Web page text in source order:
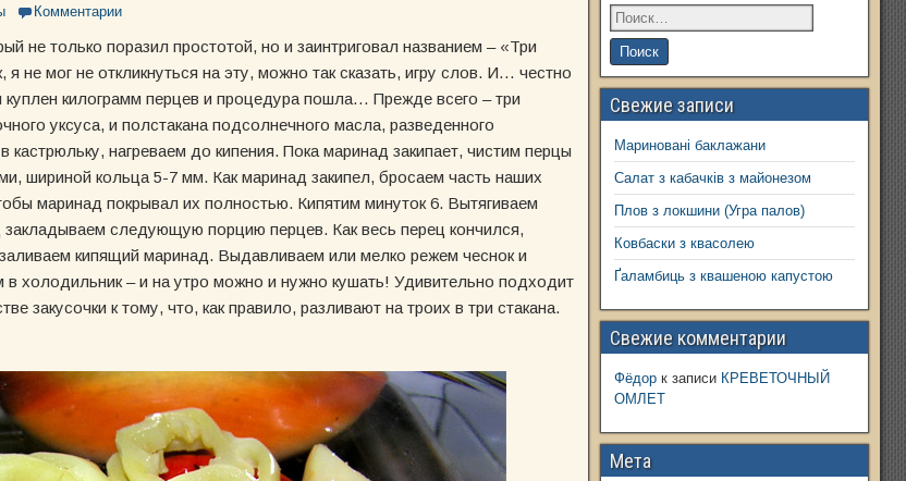
Комментарии
не только поразил простотой, но и заинтриговал названием – «Три
я не мог не откликнуться на эту, можно так сказать, игру слов. И… честно
килограмм перцев и процедура пошла… Прежде всего – три
уксуса, и полстакана подсолнечного масла, разведенного
кастрюльку, нагреваем до кипения. Пока маринад закипает, чистим перцы
шириной кольца 5-7 мм. Как маринад закипел, бросаем часть наших
маринад покрывал их полностью. Кипятим минуток 6. Вытягиваем
следующую порцию перцев. Как весь перец кончился,
заливаем кипящий маринад. Выдавливаем или мелко режем чеснок и
в холодильник – и на утро можно и нужно кушать! Удивительно подходит
закусочки к тому, что, как правило, разливают на троих в три стакана.
Свежие записи
Мариновані баклажани
Салат з кабачків з майонезом
Плов з локшини (Угра палов)
Ковбаски з квасолею
Ґаламбиць з квашеною капустою
Свежие комментарии
Фёдорк записи КРЕВЕТОЧНЫЙ
ОМЛЕТ
Мета